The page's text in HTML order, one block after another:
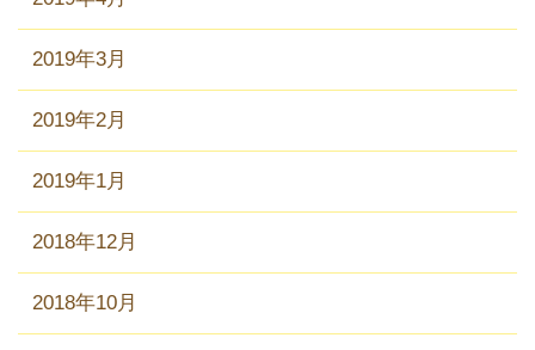
2019年3月
2019年2月
2019年1月
2018年12月
2018年10月